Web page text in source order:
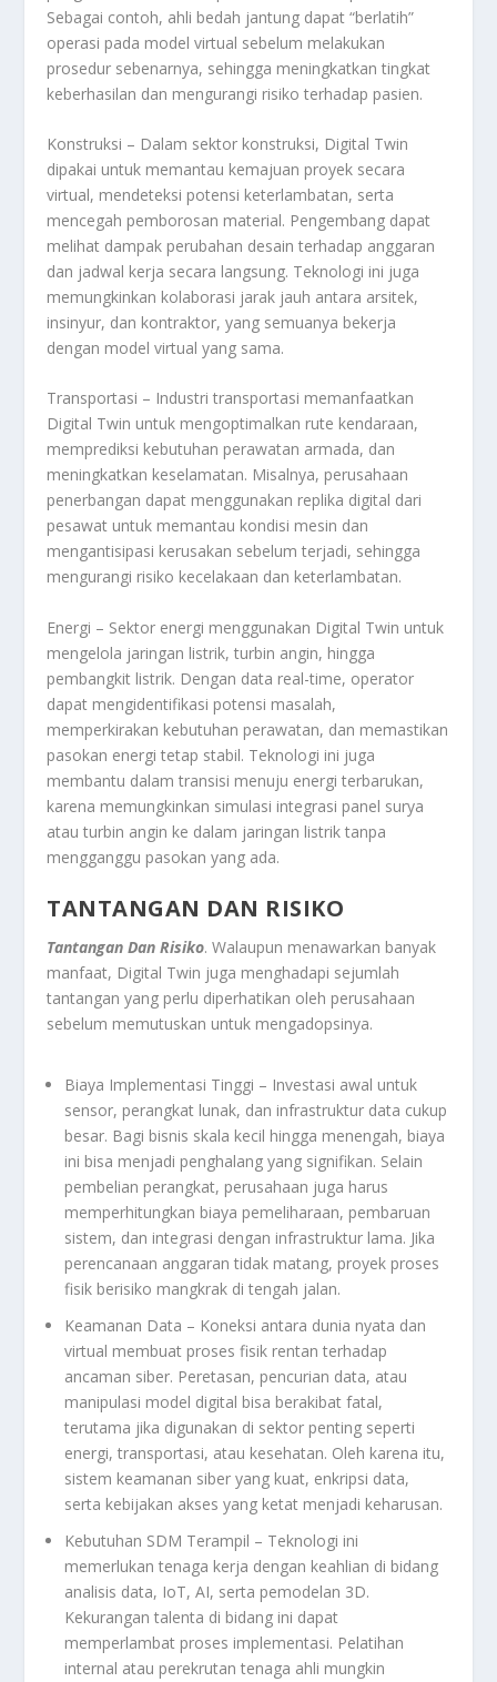
Sebagai contoh, ahli bedah jantung dapat “berlatih”
operasi pada model virtual sebelum melakukan
prosedur sebenarnya, sehingga meningkatkan tingkat
keberhasilan dan mengurangi risiko terhadap pasien.
Konstruksi – Dalam sektor konstruksi, Digital Twin
dipakai untuk memantau kemajuan proyek secara
virtual, mendeteksi potensi keterlambatan, serta
mencegah pemborosan material. Pengembang dapat
melihat dampak perubahan desain terhadap anggaran
dan jadwal kerja secara langsung. Teknologi ini juga
memungkinkan kolaborasi jarak jauh antara arsitek,
insinyur, dan kontraktor, yang semuanya bekerja
dengan model virtual yang sama.
Transportasi – Industri transportasi memanfaatkan
Digital Twin untuk mengoptimalkan rute kendaraan,
memprediksi kebutuhan perawatan armada, dan
meningkatkan keselamatan. Misalnya, perusahaan
penerbangan dapat menggunakan replika digital dari
pesawat untuk memantau kondisi mesin dan
mengantisipasi kerusakan sebelum terjadi, sehingga
mengurangi risiko kecelakaan dan keterlambatan.
Energi – Sektor energi menggunakan Digital Twin untuk
mengelola jaringan listrik, turbin angin, hingga
pembangkit listrik. Dengan data real-time, operator
dapat mengidentifikasi potensi masalah,
memperkirakan kebutuhan perawatan, dan memastikan
pasokan energi tetap stabil. Teknologi ini juga
membantu dalam transisi menuju energi terbarukan,
karena memungkinkan simulasi integrasi panel surya
atau turbin angin ke dalam jaringan listrik tanpa
mengganggu pasokan yang ada.
TANTANGAN DAN RISIKO
Tantangan Dan Risiko. Walaupun menawarkan banyak
manfaat, Digital Twin juga menghadapi sejumlah
tantangan yang perlu diperhatikan oleh perusahaan
sebelum memutuskan untuk mengadopsinya.
Biaya Implementasi Tinggi – Investasi awal untuk
sensor, perangkat lunak, dan infrastruktur data cukup
besar. Bagi bisnis skala kecil hingga menengah, biaya
ini bisa menjadi penghalang yang signifikan. Selain
pembelian perangkat, perusahaan juga harus
memperhitungkan biaya pemeliharaan, pembaruan
sistem, dan integrasi dengan infrastruktur lama. Jika
perencanaan anggaran tidak matang, proyek proses
fisik berisiko mangkrak di tengah jalan.
Keamanan Data – Koneksi antara dunia nyata dan
virtual membuat proses fisik rentan terhadap
ancaman siber. Peretasan, pencurian data, atau
manipulasi model digital bisa berakibat fatal,
terutama jika digunakan di sektor penting seperti
energi, transportasi, atau kesehatan. Oleh karena itu,
sistem keamanan siber yang kuat, enkripsi data,
serta kebijakan akses yang ketat menjadi keharusan.
Kebutuhan SDM Terampil – Teknologi ini
memerlukan tenaga kerja dengan keahlian di bidang
analisis data, IoT, AI, serta pemodelan 3D.
Kekurangan talenta di bidang ini dapat
memperlambat proses implementasi. Pelatihan
internal atau perekrutan tenaga ahli mungkin